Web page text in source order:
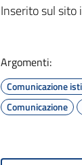
Inserito sul sito
Argomenti:
Comunicazione
Comunicazione